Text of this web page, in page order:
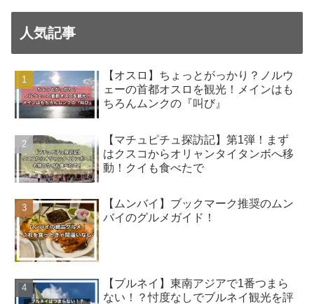
人気記事
【オスロ】ちょっとがっかり？ノルウ
ェーの首都オスロを観光！メインはも
ちろんムンクの『叫び』
【マチュピチュ探訪記】第1弾！まず
はクスコからオリャンタイタンボへ移
動！クイも食べたで
【ムンバイ】ブックマーク推奨のムン
バイのグルメガイド！
【ブルネイ】東南アジアで1番つまら
ない！？忖度なしでブルネイ観光を評